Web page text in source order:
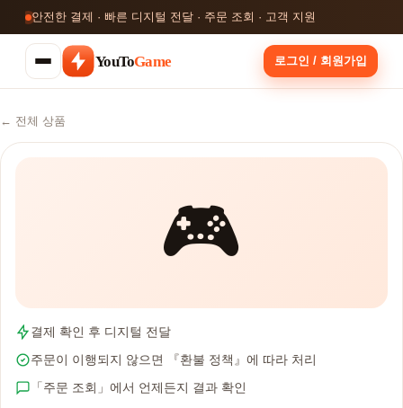
안전한 결제 · 빠른 디지털 전달 · 주문 조회 · 고객 지원
YouToGame 로그인 / 회원가입
← 전체 상품
🎮
결제 확인 후 디지털 전달
주문이 이행되지 않으면 『환불 정책』에 따라 처리
「주문 조회」에서 언제든지 결과 확인